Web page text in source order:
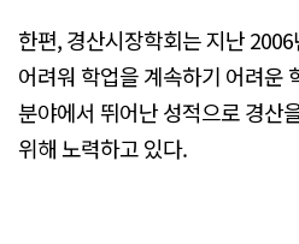
한편, 경산시장학회는 지난
어려워 학업을 계속하기 어려운
분야에서 뛰어난 성적으로 경산
위해 노력하고 있다.